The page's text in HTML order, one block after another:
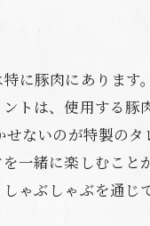
に豚肉にありま
トは、使用する
ないのが特製の
一緒に楽しむこ
ゃぶしゃぶを通